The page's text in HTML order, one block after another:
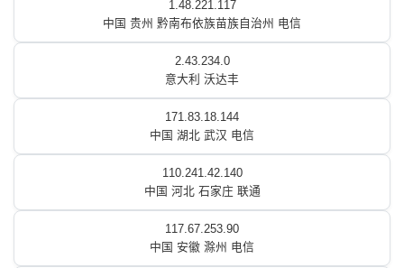
1.48.221.117
中国 贵州 黔南布依族苗族自治州 电信
2.43.234.0
意大利 沃达丰
171.83.18.144
中国 湖北 武汉 电信
110.241.42.140
中国 河北 石家庄 联通
117.67.253.90
中国 安徽 滁州 电信